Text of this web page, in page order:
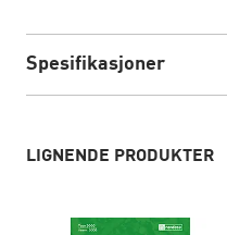
Spesifikasjoner
LIGNENDE PRODUKTER